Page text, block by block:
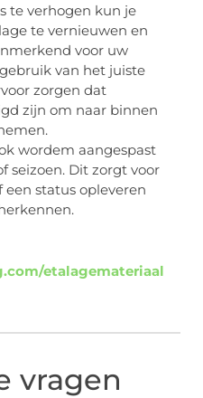
te verhogen kun je
te vernieuwen en
voor uw
van het juiste
zorgen dat
zijn om naar binnen
wordem aangespast
seizoen. Dit zorgt voor
een status opleveren
etalagemateriaal
vragen